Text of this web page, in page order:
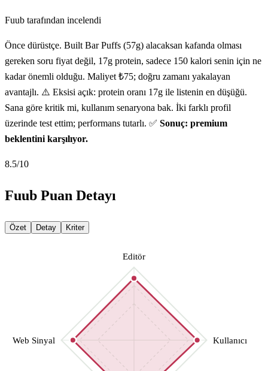
Fuub tarafından incelendi
Önce dürüstçe. Built Bar Puffs (57g) alacaksan kafanda olması
gereken soru fiyat değil, 17g protein, sadece 150 kalori senin için ne
kadar önemli olduğu. Maliyet ₺75; doğru zamanı yakalayan
avantajlı. ⚠️ Eksisi açık: protein oranı 17g ile listenin en düşüğü.
Sana göre kritik mi, kullanım senaryona bak. İki farklı profil
üzerinde test ettim; performans tutarlı. ✅ Sonuç: premium
beklentini karşılıyor.
8.5/10
Fuub Puan Detayı
Özet Detay Kriter
Editör
Kullanıcı
Web Sinyal